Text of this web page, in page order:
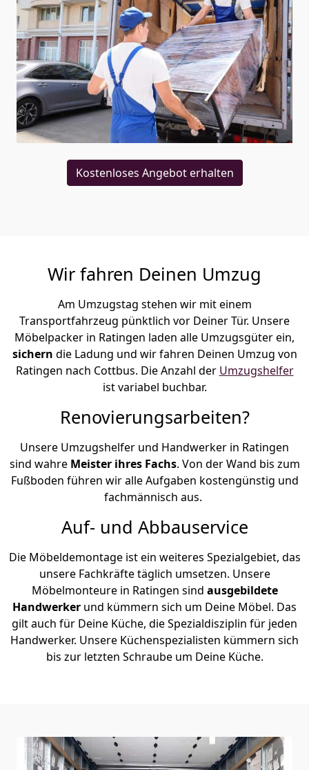
Kostenloses Angebot erhalten
Wir fahren Deinen Umzug
Am Umzugstag stehen wir mit einem
Transportfahrzeug pünktlich vor Deiner Tür. Unsere
Möbelpacker in Ratingen laden alle Umzugsgüter ein,
sichern die Ladung und wir fahren Deinen Umzug von
Ratingen nach Cottbus. Die Anzahl der Umzugshelfer
ist variabel buchbar.
Renovierungsarbeiten?
Unsere Umzugshelfer und Handwerker in Ratingen
sind wahre Meister ihres Fachs. Von der Wand bis zum
Fußboden führen wir alle Aufgaben kostengünstig und
fachmännisch aus.
Auf- und Abbauservice
Die Möbeldemontage ist ein weiteres Spezialgebiet, das
unsere Fachkräfte täglich umsetzen. Unsere
Möbelmonteure in Ratingen sind ausgebildete
Handwerker und kümmern sich um Deine Möbel. Das
gilt auch für Deine Küche, die Spezialdisziplin für jeden
Handwerker. Unsere Küchenspezialisten kümmern sich
bis zur letzten Schraube um Deine Küche.